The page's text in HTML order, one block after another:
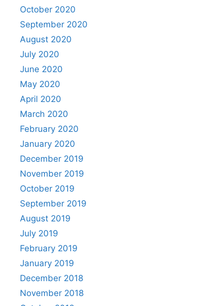
October 2020
September 2020
August 2020
July 2020
June 2020
May 2020
April 2020
March 2020
February 2020
January 2020
December 2019
November 2019
October 2019
September 2019
August 2019
July 2019
February 2019
January 2019
December 2018
November 2018